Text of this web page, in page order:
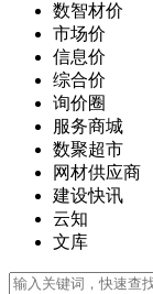
数智材价
市场价
信息价
综合价
询价圈
服务商城
数聚超市
网材供应商
建设快讯
云知
文库